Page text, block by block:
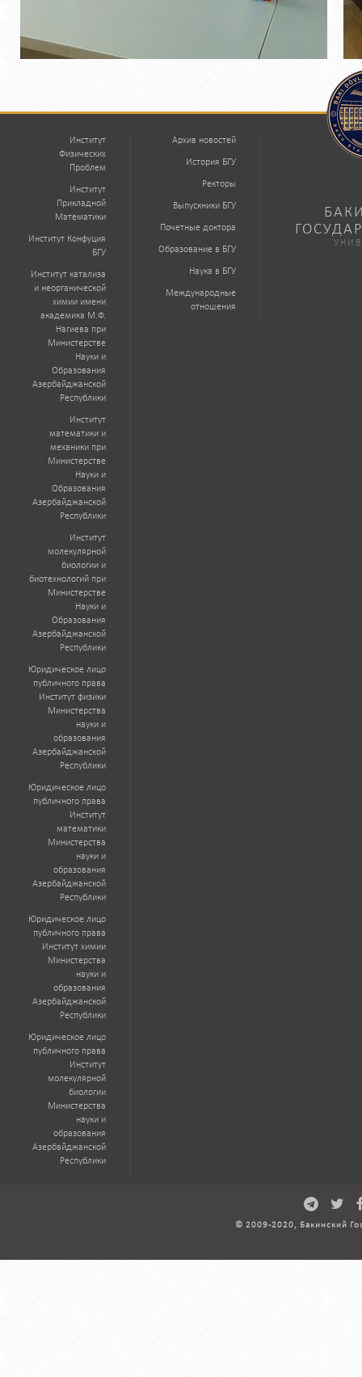
Институт
Физических
Проблем
Институт
Прикладной
Математики
Институт Конфуция
БГУ
Институт катализа
и неорганической
химии имени
академика М.Ф.
Нагиева при
Министерстве
Науки и
Образования
Азербайджанской
Республики
Институт
математики и
механики при
Министерстве
Науки и
Образования
Азербайджанской
Республики
Институт
молекулярной
биологии и
биотехнологий при
Министерстве
Науки и
Образования
Азербайджанской
Республики
Юридическое лицо
публичного права
Институт физики
Министерства
науки и
образования
Азербайджанской
Республики
Юридическое лицо
публичного права
Институт
математики
Министерства
науки и
образования
Азербайджанской
Республики
Юридическое лицо
публичного права
Институт химии
Министерства
науки и
образования
Азербайджанской
Республики
Юридическое лицо
публичного права
Институт
молекулярной
биологии
Министерства
науки и
образования
Азербайджанской
Республики
Архив новостей
История БГУ
Ректоры
Выпускники БГУ
Почетные доктора
Образование в БГУ
Наука в БГУ
Международные
отношения
© 2009-2020, Бакинский